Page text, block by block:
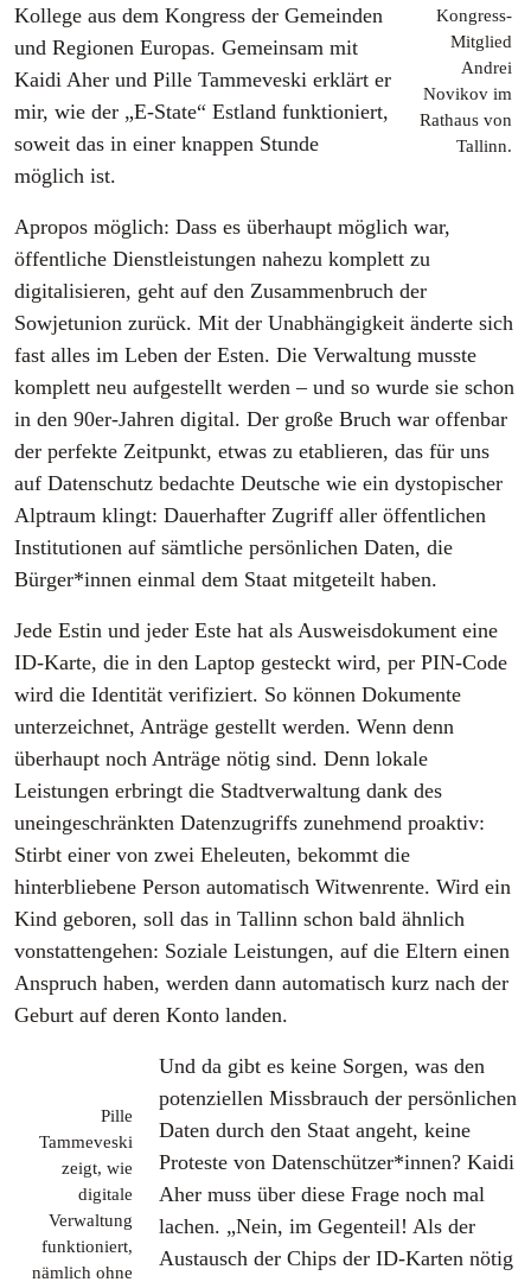
Kongress-
Mitglied
Andrei
Novikov im
Rathaus von
Tallinn.
Kollege aus dem Kongress der Gemeinden
und Regionen Europas. Gemeinsam mit
Kaidi Aher und Pille Tammeveski erklärt er
mir, wie der „E-State“ Estland funktioniert,
soweit das in einer knappen Stunde
möglich ist.
Apropos möglich: Dass es überhaupt möglich war,
öffentliche Dienstleistungen nahezu komplett zu
digitalisieren, geht auf den Zusammenbruch der
Sowjetunion zurück. Mit der Unabhängigkeit änderte sich
fast alles im Leben der Esten. Die Verwaltung musste
komplett neu aufgestellt werden – und so wurde sie schon
in den 90er-Jahren digital. Der große Bruch war offenbar
der perfekte Zeitpunkt, etwas zu etablieren, das für uns
auf Datenschutz bedachte Deutsche wie ein dystopischer
Alptraum klingt: Dauerhafter Zugriff aller öffentlichen
Institutionen auf sämtliche persönlichen Daten, die
Bürger*innen einmal dem Staat mitgeteilt haben.
Jede Estin und jeder Este hat als Ausweisdokument eine
ID-Karte, die in den Laptop gesteckt wird, per PIN-Code
wird die Identität verifiziert. So können Dokumente
unterzeichnet, Anträge gestellt werden. Wenn denn
überhaupt noch Anträge nötig sind. Denn lokale
Leistungen erbringt die Stadtverwaltung dank des
uneingeschränkten Datenzugriffs zunehmend proaktiv:
Stirbt einer von zwei Eheleuten, bekommt die
hinterbliebene Person automatisch Witwenrente. Wird ein
Kind geboren, soll das in Tallinn schon bald ähnlich
vonstattengehen: Soziale Leistungen, auf die Eltern einen
Anspruch haben, werden dann automatisch kurz nach der
Geburt auf deren Konto landen.
Pille
Tammeveski
zeigt, wie
digitale
Verwaltung
funktioniert,
nämlich ohne
Und da gibt es keine Sorgen, was den
potenziellen Missbrauch der persönlichen
Daten durch den Staat angeht, keine
Proteste von Datenschützer*innen? Kaidi
Aher muss über diese Frage noch mal
lachen. „Nein, im Gegenteil! Als der
Austausch der Chips der ID-Karten nötig